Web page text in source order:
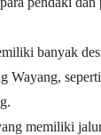
banyak
Wayang,
memiliki